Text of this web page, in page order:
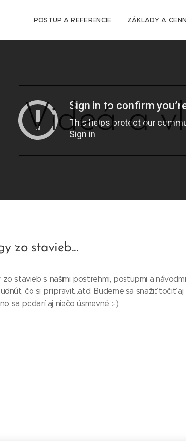
POSTUP A REFERENCIE ZÁKLADY A
Videá a
zo stavieb...
stavieb s našimi postrehmi, postupmi a
čo si pripraviť...atď. Budeme sa snažiť točiť aj
sa podarí aj niečo úsmevné :-)